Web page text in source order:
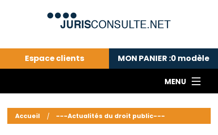
Espace clients MON PANIER :0 modèle
MENU
---Actualités du droit public---
Droit pénal---
Accueil ---Actualités du droit public---